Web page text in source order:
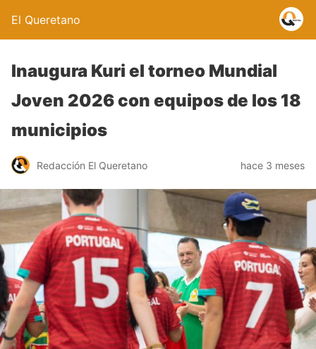
El Queretano
Inaugura Kuri el torneo Mundial
Joven 2026 con equipos de los 18
municipios
Redacción El Queretano hace 3 meses